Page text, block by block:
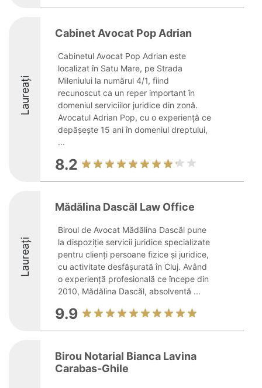
Laureați
Cabinet Avocat Pop Adrian
Cabinetul Avocat Pop Adrian este
localizat în Satu Mare, pe Strada
Mileniului la numărul 4/1, fiind
recunoscut ca un reper important în
domeniul serviciilor juridice din zonă.
Avocatul Adrian Pop, cu o experiență ce
depășește 15 ani în domeniul dreptului,
...
8.2
Laureați
Mădălina Dascăl Law Office
Biroul de Avocat Mădălina Dascăl pune
la dispoziție servicii juridice specializate
pentru clienți persoane fizice și juridice,
cu activitate desfășurată în Cluj. Având
o experiență profesională ce începe din
2010, Mădălina Dascăl, absolventă ...
9.9
Birou Notarial Bianca Lavina
Carabas-Ghile